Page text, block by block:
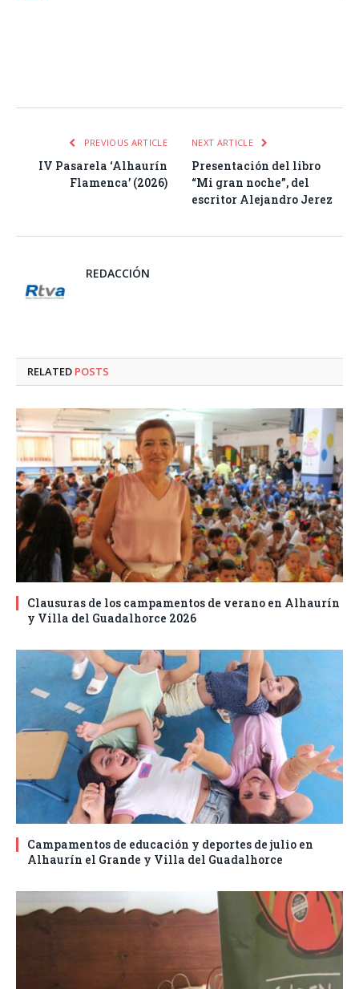
PREVIOUS ARTICLE
IV Pasarela ‘Alhaurín
Flamenca’ (2026)
NEXT ARTICLE
Presentación del libro
“Mi gran noche”, del
escritor Alejandro Jerez
REDACCIÓN
RELATED POSTS
Clausuras de los campamentos de verano en Alhaurín
y Villa del Guadalhorce 2026
Campamentos de educación y deportes de julio en
Alhaurín el Grande y Villa del Guadalhorce